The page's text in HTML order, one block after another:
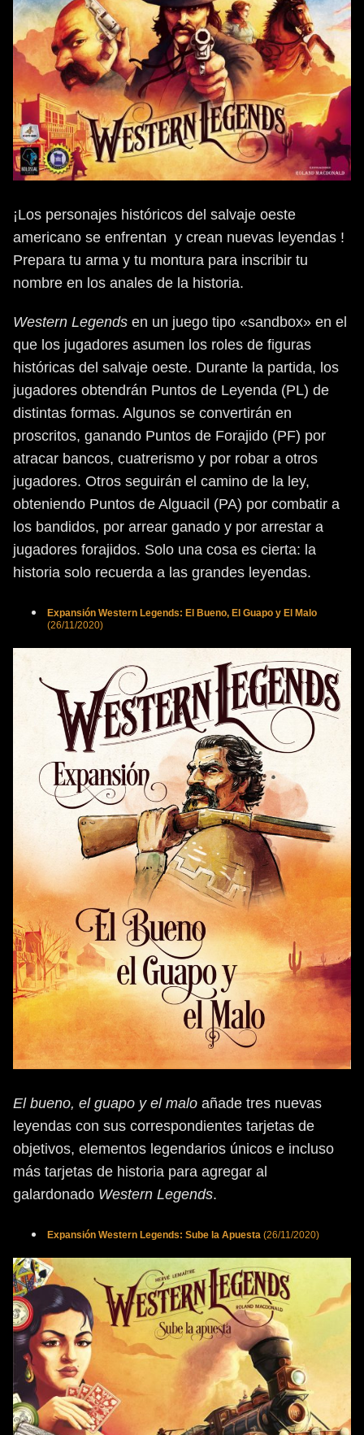
¡Los personajes históricos del salvaje oeste
americano se enfrentan y crean nuevas leyendas !
Prepara tu arma y tu montura para inscribir tu
nombre en los anales de la historia.
Western Legends en un juego tipo «sandbox» en el
que los jugadores asumen los roles de figuras
históricas del salvaje oeste. Durante la partida, los
jugadores obtendrán Puntos de Leyenda (PL) de
distintas formas. Algunos se convertirán en
proscritos, ganando Puntos de Forajido (PF) por
atracar bancos, cuatrerismo y por robar a otros
jugadores. Otros seguirán el camino de la ley,
obteniendo Puntos de Alguacil (PA) por combatir a
los bandidos, por arrear ganado y por arrestar a
jugadores forajidos. Solo una cosa es cierta: la
historia solo recuerda a las grandes leyendas.
Expansión Western Legends: El Bueno, El Guapo y El Malo
(26/11/2020)
El bueno, el guapo y el malo añade tres nuevas
leyendas con sus correspondientes tarjetas de
objetivos, elementos legendarios únicos e incluso
más tarjetas de historia para agregar al
galardonado Western Legends.
Expansión Western Legends: Sube la Apuesta (26/11/2020)